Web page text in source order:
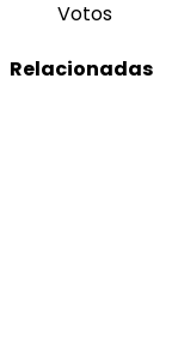
Votos
Relacionadas